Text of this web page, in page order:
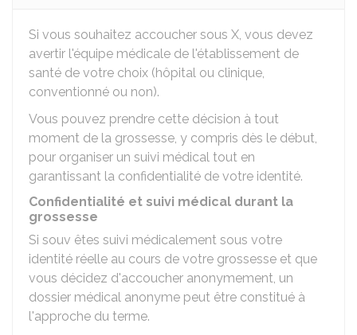
Si vous souhaitez accoucher sous X, vous devez
avertir l'équipe médicale de l'établissement de
santé de votre choix (hôpital ou clinique,
conventionné ou non).
Vous pouvez prendre cette décision à tout
moment de la grossesse, y compris dès le début,
pour organiser un suivi médical tout en
garantissant la confidentialité de votre identité.
Confidentialité et suivi médical durant la
grossesse
Si souv êtes suivi médicalement sous votre
identité réelle au cours de votre grossesse et que
vous décidez d'accoucher anonymement, un
dossier médical anonyme peut être constitué à
l'approche du terme.